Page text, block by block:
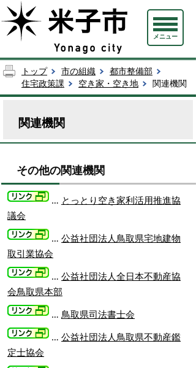
メニュー
トップ 市の組織
都市整備部
住宅政策課
空き家・空き地 関連機関
関連機関
その他の関連機関
… とっとり空き家利活用推進協
議会
… 公益社団法人鳥取県宅地建物
取引業協会
… 公益社団法人全日本不動産協
会鳥取県本部
… 鳥取県司法書士会
… 公益社団法人鳥取県不動産鑑
定士協会